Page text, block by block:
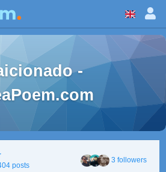
-
posts
3 followers